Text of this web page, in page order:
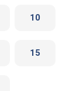
10
15